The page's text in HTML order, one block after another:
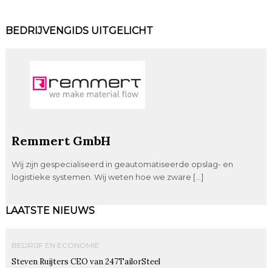
BEDRIJVENGIDS UITGELICHT
Remmert GmbH
Wij zijn gespecialiseerd in geautomatiseerde opslag- en
logistieke systemen. Wij weten hoe we zware […]
LAATSTE NIEUWS
BEDRIJF EN ECONOMIE
Steven Ruijters CEO van 247TailorSteel